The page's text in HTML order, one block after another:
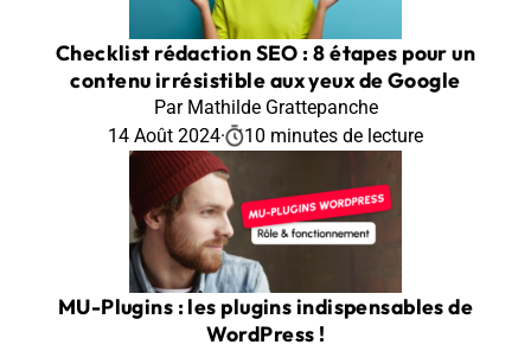
Checklist rédaction SEO : 8 étapes pour un
contenu irrésistible aux yeux de Google
Par Mathilde Grattepanche
14 Août 2024· 10 minutes de lecture
MU-Plugins : les plugins indispensables de
WordPress !